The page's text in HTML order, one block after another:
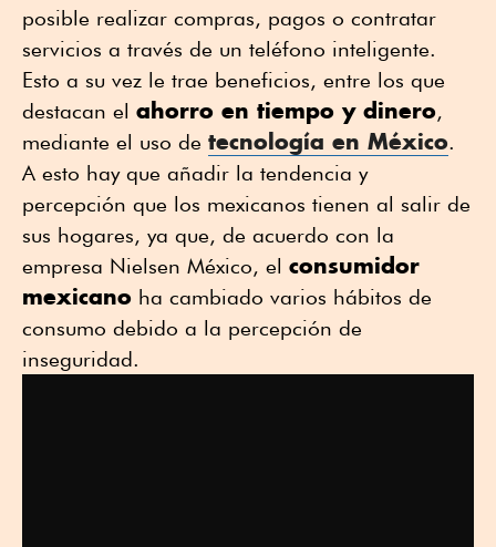
posible realizar compras, pagos o contratar
servicios a través de un teléfono inteligente.
Esto a su vez le trae beneficios, entre los que
destacan el ahorro en tiempo y dinero,
mediante el uso de tecnología en México.
A esto hay que añadir la tendencia y
percepción que los mexicanos tienen al salir de
sus hogares, ya que, de acuerdo con la
empresa Nielsen México, el consumidor
mexicano ha cambiado varios hábitos de
consumo debido a la percepción de
inseguridad.